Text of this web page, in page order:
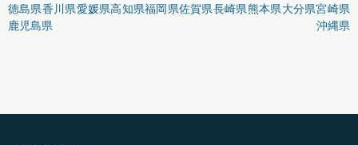
徳島県香川県愛媛県高知県福岡県佐賀県長崎県熊本県大分県宮崎県
鹿児島県
沖縄県